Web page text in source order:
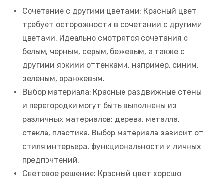
Сочетание с другими цветами: Красный цвет
требует осторожности в сочетании с другими
цветами. Идеально смотрятся сочетания с
белым, черным, серым, бежевым, а также с
другими яркими оттенками, например, синим,
зеленым, оранжевым.
Выбор материала: Красные раздвижные стены
и перегородки могут быть выполнены из
различных материалов: дерева, металла,
стекла, пластика. Выбор материала зависит от
стиля интерьера, функциональности и личных
предпочтений.
Световое решение: Красный цвет хорошо